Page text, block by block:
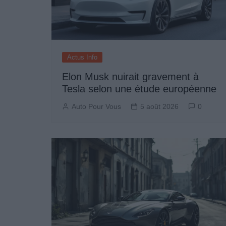
Actus Info
Elon Musk nuirait gravement à
Tesla selon une étude européenne
Auto Pour Vous 5 août 2026 0